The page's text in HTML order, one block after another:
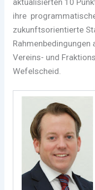
ihre
zukunftsorientierte
Rahmenbedingungen
Vereins- und
Wefelscheid.